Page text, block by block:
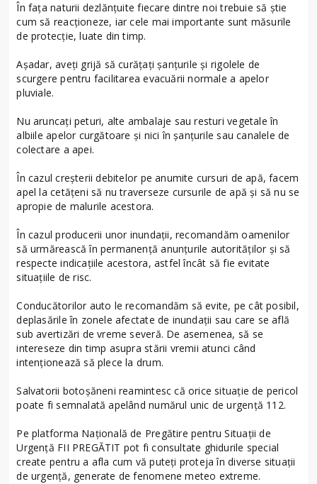
În fața naturii dezlănțuite fiecare dintre noi trebuie să știe
cum să reacționeze, iar cele mai importante sunt măsurile
de protecție, luate din timp.
Așadar, aveți grijă să curățați șanțurile și rigolele de
scurgere pentru facilitarea evacuării normale a apelor
pluviale.
Nu aruncaţi peturi, alte ambalaje sau resturi vegetale în
albiile apelor curgătoare și nici în şanţurile sau canalele de
colectare a apei.
În cazul creșterii debitelor pe anumite cursuri de apă, facem
apel la cetățeni să nu traverseze cursurile de apă și să nu se
apropie de malurile acestora.
În cazul producerii unor inundații, recomandăm oamenilor
să urmărească în permanență anunțurile autorităților și să
respecte indicațiile acestora, astfel încât să fie evitate
situațiile de risc.
Conducătorilor auto le recomandăm să evite, pe cât posibil,
deplasările în zonele afectate de inundații sau care se află
sub avertizări de vreme severă. De asemenea, să se
intereseze din timp asupra stării vremii atunci când
intenționează să plece la drum.
Salvatorii botoșăneni reamintesc că orice situație de pericol
poate fi semnalată apelând numărul unic de urgență 112.
Pe platforma Naţională de Pregătire pentru Situaţii de
Urgenţă FII PREGĂTIT pot fi consultate ghidurile special
create pentru a afla cum vă puteţi proteja în diverse situaţii
de urgenţă, generate de fenomene meteo extreme.